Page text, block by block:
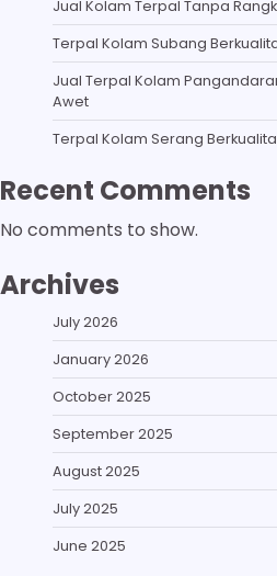
Jual Kolam Terpal Tanpa
Terpal Kolam Subang
Jual Terpal Kolam
Awet
Terpal Kolam Serang
Recent Comments
No comments to show.
Archives
July 2026
January 2026
October 2025
September 2025
August 2025
July 2025
June 2025